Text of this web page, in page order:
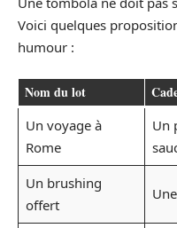
Voici quelques
humour :
Nom du lot
Un voyage à
Rome
Un
Un brushing
offert